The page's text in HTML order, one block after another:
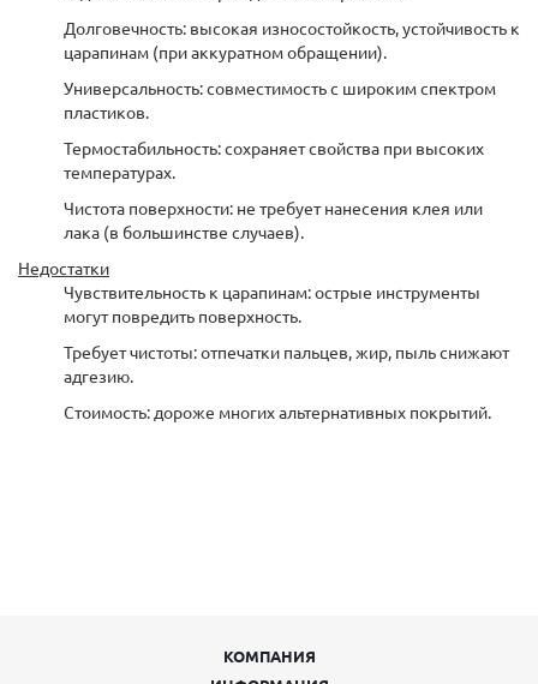
Долговечность: высокая износостойкость, устойчивость к
царапинам (при аккуратном обращении).
Универсальность: совместимость с широким спектром
пластиков.
Термостабильность: сохраняет свойства при высоких
температурах.
Чистота поверхности: не требует нанесения клея или
лака (в большинстве случаев).
Недостатки
Чувствительность к царапинам: острые инструменты
могут повредить поверхность.
Требует чистоты: отпечатки пальцев, жир, пыль снижают
адгезию.
Стоимость: дороже многих альтернативных покрытий.
КОМПАНИЯ